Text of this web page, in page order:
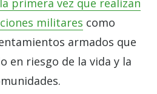
militares como
armados que
en riesgo de la vida y la